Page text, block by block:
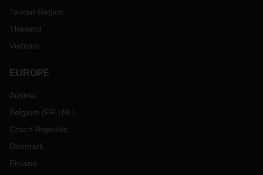
Taiwan Region
Thailand
Vietnam
EUROPE
Austria
Belgium (FR NL )
Czech Republic
Denmark
Finland